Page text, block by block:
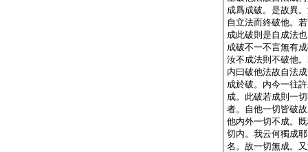
成爲成破。是故異
自立法而終破他。
成此破則是自成法
成破不一不言無有
汝不成法則不破他
内曰破他法故自法
成於破。内今一往
成。此破若成則一
者。自他一切皆破
他内外一切不成。
切内。我云何獨成
名。故一切無成。